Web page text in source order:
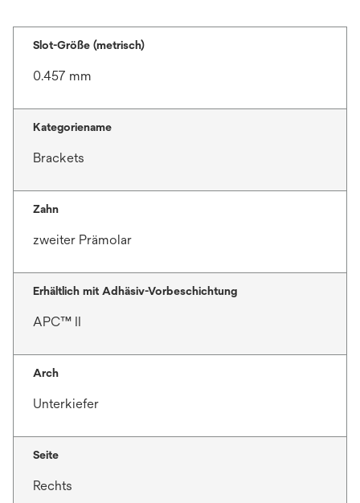
Slot-Größe (metrisch)
0.457 mm
Kategoriename
Brackets
Zahn
zweiter Prämolar
Erhältlich mit Adhäsiv-Vorbeschichtung
APC™ II
Arch
Unterkiefer
Seite
Rechts